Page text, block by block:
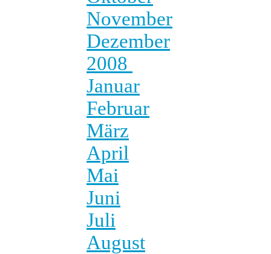
November
Dezember
2008
Januar
Februar
März
April
Mai
Juni
Juli
August